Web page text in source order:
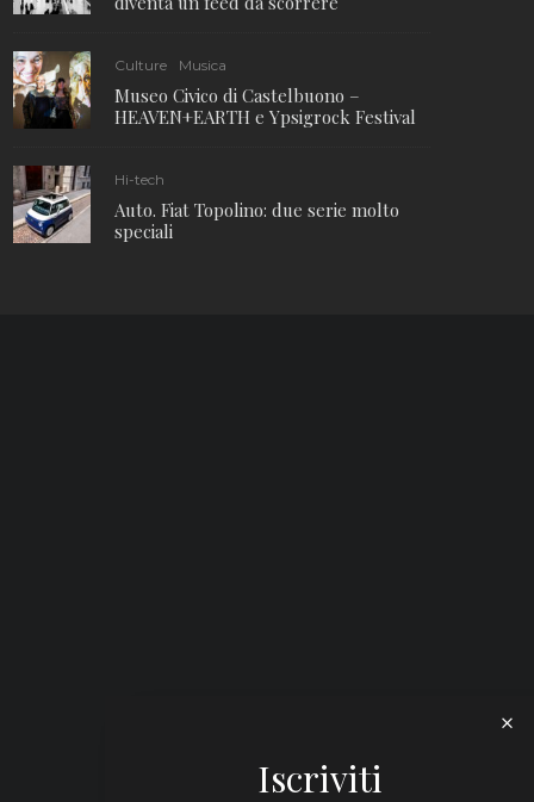
Culture Musica
Museo Civico di Castelbuono –
HEAVEN+EARTH e Ypsigrock Festival
Hi-tech
Auto. Fiat Topolino: due serie molto
speciali
Iscriviti